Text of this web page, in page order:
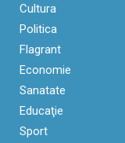
Cultura
Politica
Flagrant
Economie
Sanatate
Educaţie
Sport